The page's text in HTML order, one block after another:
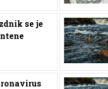
se je